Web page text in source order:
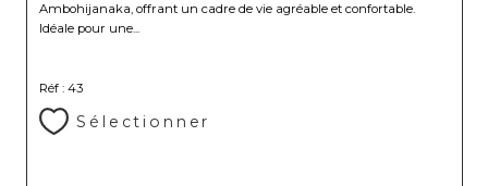
Ambohijanaka, offrant un cadre de vie agréable et confortable.
Idéale pour une...
Réf : 43
Sélectionner